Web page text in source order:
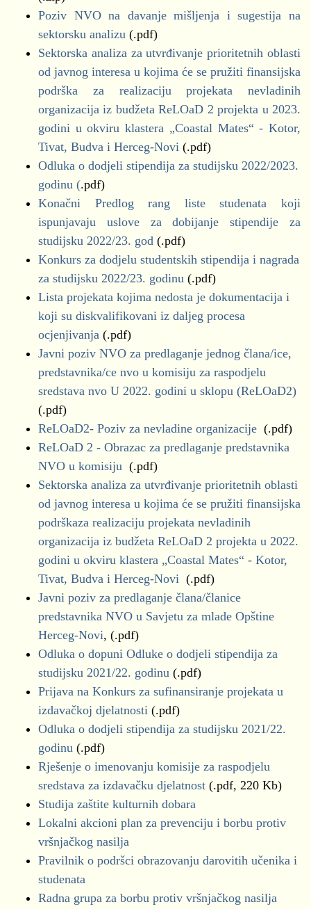
Poziv NVO na davanje mišljenja i sugestija na
sektorsku analizu (.pdf)
Sektorska analiza za utvrđivanje prioritetnih oblasti
od javnog interesa u kojima će se pružiti finansijska
podrška za realizaciju projekata nevladinih
organizacija iz budžeta ReLOaD 2 projekta u 2023.
godini u okviru klastera „Coastal Mates“ - Kotor,
Tivat, Budva i Herceg-Novi (.pdf)
Odluka o dodjeli stipendija za studijsku 2022/2023.
godinu (.pdf)
Konačni Predlog rang liste studenata koji
ispunjavaju uslove za dobijanje stipendije za
studijsku 2022/23. god (.pdf)
Konkurs za dodjelu studentskih stipendija i nagrada
za studijsku 2022/23. godinu (.pdf)
Lista projekata kojima nedosta je dokumentacija i
koji su diskvalifikovani iz daljeg procesa
ocjenjivanja (.pdf)
Javni poziv NVO za predlaganje jednog člana/ice,
predstavnika/ce nvo u komisiju za raspodjelu
sredstava nvo U 2022. godini u sklopu (ReLOaD2)
(.pdf)
ReLOaD2- Poziv za nevladine organizacije (.pdf)
ReLOaD 2 - Obrazac za predlaganje predstavnika
NVO u komisiju (.pdf)
Sektorska analiza za utvrđivanje prioritetnih oblasti
od javnog interesa u kojima će se pružiti finansijska
podrškaza realizaciju projekata nevladinih
organizacija iz budžeta ReLOaD 2 projekta u 2022.
godini u okviru klastera „Coastal Mates“ - Kotor,
Tivat, Budva i Herceg-Novi (.pdf)
Javni poziv za predlaganje člana/članice
predstavnika NVO u Savjetu za mlade Opštine
Herceg-Novi, (.pdf)
Odluka o dopuni Odluke o dodjeli stipendija za
studijsku 2021/22. godinu (.pdf)
Prijava na Konkurs za sufinansiranje projekata u
izdavačkoj djelatnosti (.pdf)
Odluka o dodjeli stipendija za studijsku 2021/22.
godinu (.pdf)
Rješenje o imenovanju komisije za raspodjelu
sredstava za izdavačku djelatnost (.pdf, 220 Kb)
Studija zaštite kulturnih dobara
Lokalni akcioni plan za prevenciju i borbu protiv
vršnjačkog nasilja
Pravilnik o podršci obrazovanju darovitih učenika i
studenata
Radna grupa za borbu protiv vršnjačkog nasilja